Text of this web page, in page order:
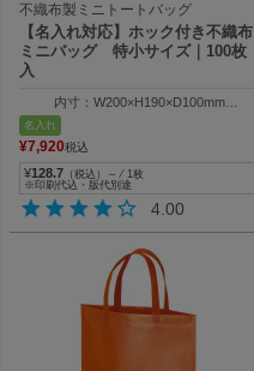
不織布製ミニトートバッグ
【名入れ対応】ホック付き不織布
ミニバッグ 特小サイズ｜100枚
入
内寸：W200×H190×D100mm
外寸：W300×H190×D100mm
名入れ
¥7,920税込
¥128.7 （税込）～ ⁄ 1枚
※印刷代込・版代別途
4.00